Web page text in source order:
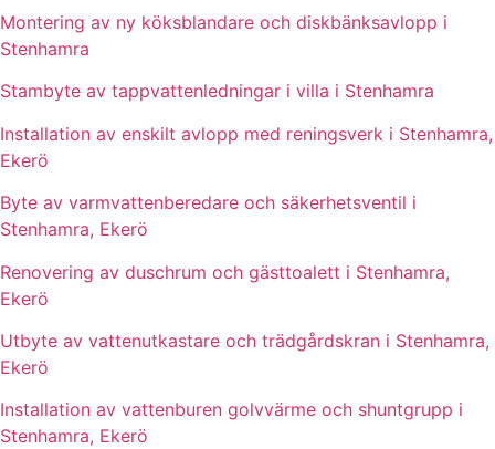
Montering av ny köksblandare och diskbänksavlopp i
Stenhamra
Stambyte av tappvattenledningar i villa i Stenhamra
Installation av enskilt avlopp med reningsverk i Stenhamra,
Ekerö
Byte av varmvattenberedare och säkerhetsventil i
Stenhamra, Ekerö
Renovering av duschrum och gästtoalett i Stenhamra,
Ekerö
Utbyte av vattenutkastare och trädgårdskran i Stenhamra,
Ekerö
Installation av vattenburen golvvärme och shuntgrupp i
Stenhamra, Ekerö